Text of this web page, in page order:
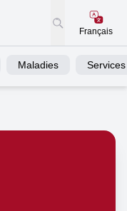
Français
Maladies Services